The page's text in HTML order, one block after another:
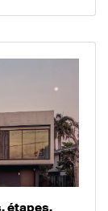
étapes,